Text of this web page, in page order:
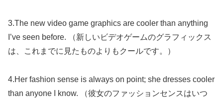
3.The new video game graphics are cooler than anything
I’ve seen before. （新しいビデオゲームのグラフィックス
は、これまでに見たものよりもクールです。）
4.Her fashion sense is always on point; she dresses cooler
than anyone I know. （彼女のファッションセンスはいつ